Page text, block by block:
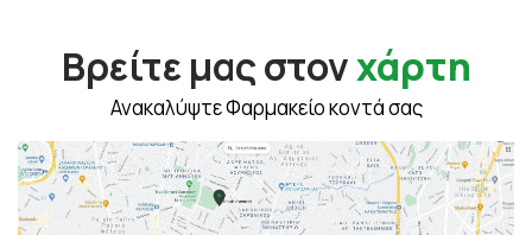
Βρείτε μας στονχάρτη
Ανακαλύψτε Φαρμακείο κοντά σας